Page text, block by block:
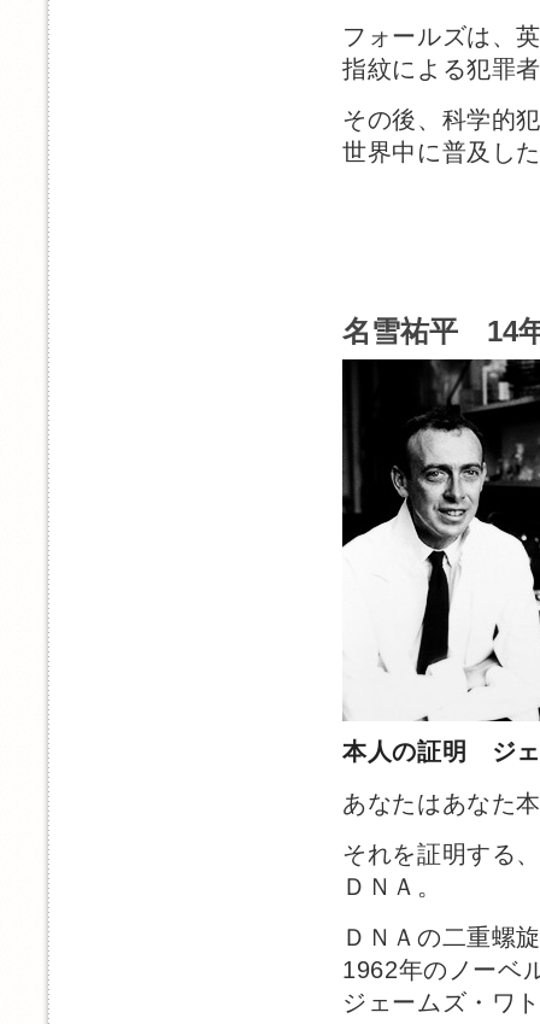
フォールズは、
指紋による犯罪
その後、科学的
世界中に普及し
名雪祐平 14
本人の証明 ジ
あなたはあなた
それを証明する
ＤＮＡ。
ＤＮＡの二重螺
1962年のノーベ
ジェームズ・ワ